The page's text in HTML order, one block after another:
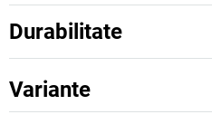
Durabilitate
Variante